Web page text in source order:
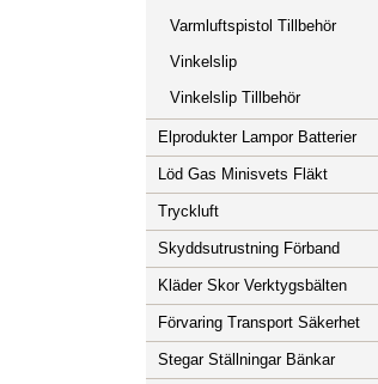
Varmluftspistol Tillbehör
Vinkelslip
Vinkelslip Tillbehör
Elprodukter Lampor Batterier
Löd Gas Minisvets Fläkt
Tryckluft
Skyddsutrustning Förband
Kläder Skor Verktygsbälten
Förvaring Transport Säkerhet
Stegar Ställningar Bänkar